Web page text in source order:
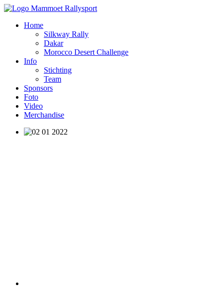
Home
Silkway Rally
Dakar
Morocco Desert Challenge
Info
Stichting
Team
Sponsors
Foto
Video
Merchandise